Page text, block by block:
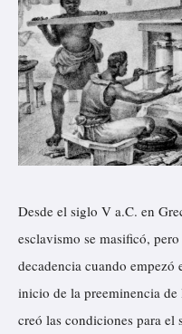
Desde el siglo V a.C. en
esclavismo se masificó,
decadencia cuando empezó
inicio de la preeminencia
creó las condiciones para el